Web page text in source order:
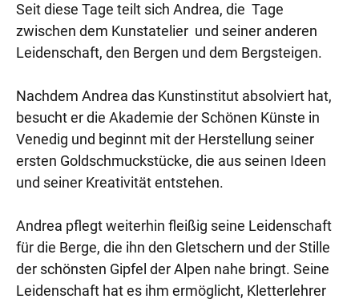
Seit diese Tage teilt sich Andrea, die Tage
zwischen dem Kunstatelier und seiner anderen
Leidenschaft, den Bergen und dem Bergsteigen.
Nachdem Andrea das Kunstinstitut absolviert hat,
besucht er die Akademie der Schönen Künste in
Venedig und beginnt mit der Herstellung seiner
ersten Goldschmuckstücke, die aus seinen Ideen
und seiner Kreativität entstehen.
Andrea pflegt weiterhin fleißig seine Leidenschaft
für die Berge, die ihn den Gletschern und der Stille
der schönsten Gipfel der Alpen nahe bringt. Seine
Leidenschaft hat es ihm ermöglicht, Kletterlehrer